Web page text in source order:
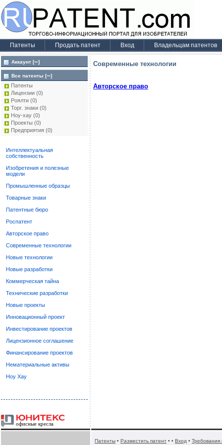
Патенты Продать патент Вход Владельцам патентов
Аккаунт [–]
Все патенты [–]
Патенты
Лицензии (0)
Роялти (0)
Торг. знаки (0)
Ноу-хау (0)
Проекты (0)
Предприятия (0)
Интеллектуальная
собственность
Изобретения и полезные
модели
Промышленные образцы
Товарные знаки
Патентные бюро
Роспатент
Авторское право
Современные технологии
Новые технологии
Новые разработки
Коммерческая тайна
Технические разработки
Новые проекты
Инновационный проект
Инвестирование проектов
Лицензионное соглашение
Финансирование проектов
Нематериальные активы
Ноу Хау
офисные кресла
Современные технологии
Авторское право
Патенты • Разместить патент • • Вход • Требования